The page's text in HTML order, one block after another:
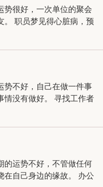
势很好，一次单位的聚会
。 职员梦见得心脏病，预
势不好，自己在做一件事
情没有做好。 寻找工作者
的运势不好，不管做任何
在自己身边的缘故。 办公